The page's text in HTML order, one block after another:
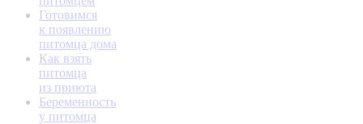
Готовимся
к появлению
питомца дома
Как взять
питомца
из приюта
Беременность
у питомца